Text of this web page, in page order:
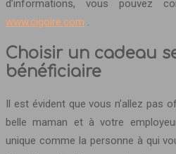
d’informations, vous pouvez
www.cigoire.com .
Choisir un cadeau
bénéficiaire
Il est évident que vous n’allez pas
belle maman et à votre
unique comme la personne à qui